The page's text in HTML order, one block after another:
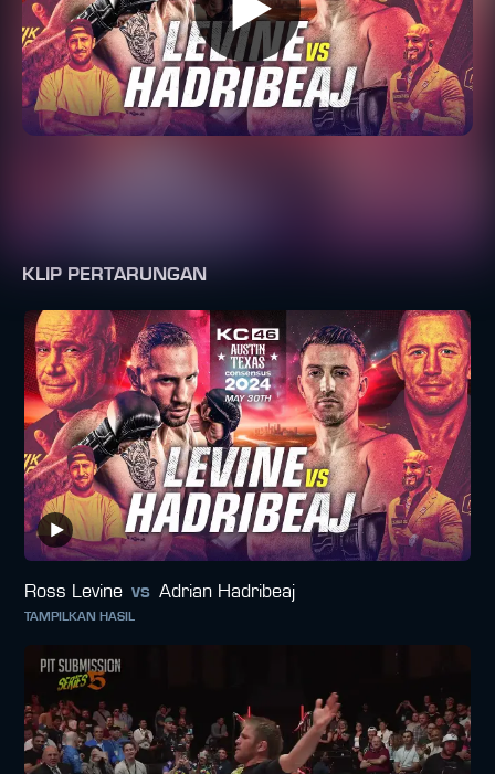
KLIP PERTARUNGAN
Ross Levine vs Adrian Hadribeaj
TAMPILKAN HASIL